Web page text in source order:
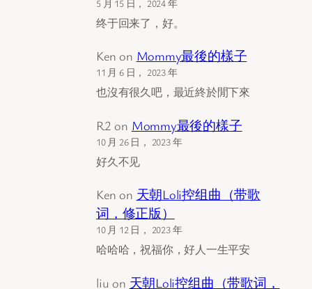
5 月 15 日， 2024 年
终于回来了，好。
Ken on Mommy最後的樣子
11 月 6 日， 2023 年
也沒有很久吧，最近終於閒下來
R2 on Mommy最後的樣子
10 月 26 日， 2023 年
好久不见
Ken on 天朝Loli控组曲（带歌
词，修正版）
10 月 12 日， 2023 年
哈哈哈，祝福你，好人一生平安
liu on 天朝Loli控组曲（带歌词，